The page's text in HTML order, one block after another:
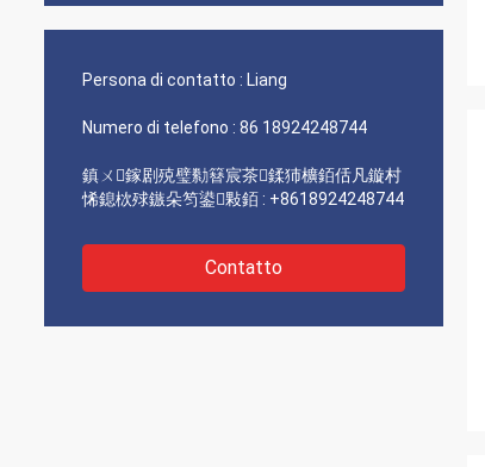
Persona di contatto : Liang
Numero di telefono : 86 18924248744
鎮ㄨ鎵剧殑璧勬簮宸茶鍒犻櫎銆佸凡鏇村
悕鎴栨殏鏃朵笉鍙敤銆 : +8618924248744
Contatto